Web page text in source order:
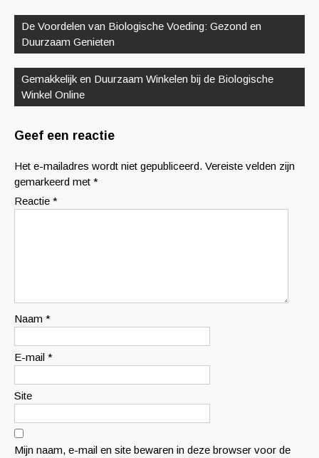
De Voordelen van Biologische Voeding: Gezond en
Duurzaam Genieten
Gemakkelijk en Duurzaam Winkelen bij de Biologische
Winkel Online
Geef een reactie
Het e-mailadres wordt niet gepubliceerd. Vereiste velden zijn
gemarkeerd met *
Reactie *
Naam *
E-mail *
Site
Mijn naam, e-mail en site bewaren in deze browser voor de